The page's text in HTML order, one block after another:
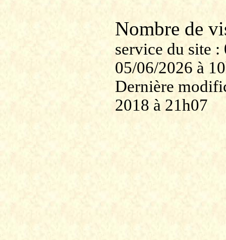
Nombre de
service du site
05/06/2026 à
Dernière
2018 à 21h07